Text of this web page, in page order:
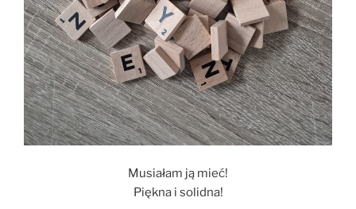
Musiałam ją mieć!
Piękna i solidna!